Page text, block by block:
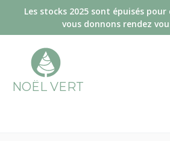
Panneau de gestion des cookies
Les stocks 2025 sont épuisés
vous donnons rendez
NOËL VERT